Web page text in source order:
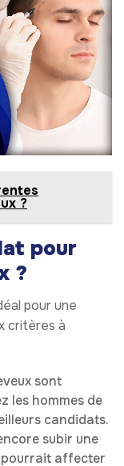
?
pour
?
pour une
critères à
sont
les hommes de
candidats.
subir une
pourrait affecter